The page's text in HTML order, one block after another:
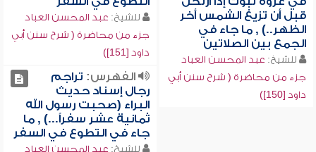
قبل أن تزيغ الشمس أخر
الظهر..) , ما جاء في
الجمع بين الصلاتين
للشيخ: عبد المحسن العباد
جزء من محاضرة ( شرح سنن أبي
داود [150])
للشيخ: عبد المحسن العباد
جزء من محاضرة ( شرح سنن أبي
داود [151])
الفهرس: تراجم
رجال إسناد حديث
البراء (صحبت رسول الله
ثمانية عشر سفراً...) , ما
جاء في التطوع في السفر
للشيخ: عبد المحسن العباد